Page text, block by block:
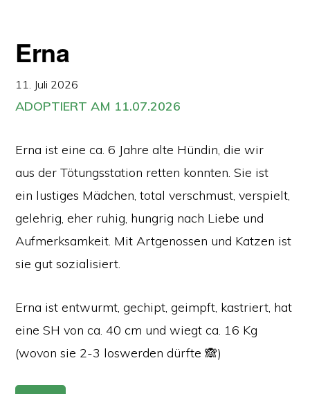
Erna
11. Juli 2026
ADOPTIERT AM 11.07.2026
Erna ist eine ca. 6 Jahre alte Hündin, die wir
aus der Tötungsstation retten konnten. Sie ist
ein lustiges Mädchen, total verschmust, verspielt,
gelehrig, eher ruhig, hungrig nach Liebe und
Aufmerksamkeit. Mit Artgenossen und Katzen ist
sie gut sozialisiert.
Erna ist entwurmt, gechipt, geimpft, kastriert, hat
eine SH von ca. 40 cm und wiegt ca. 16 Kg
(wovon sie 2-3 loswerden dürfte 🙈)